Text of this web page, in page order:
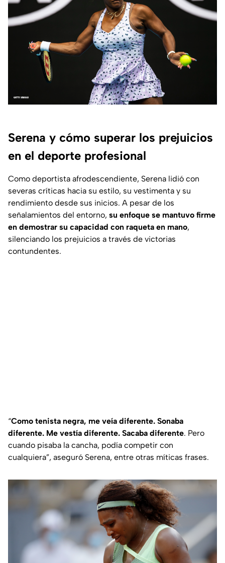
Serena y cómo superar los prejuicios
en el deporte profesional
Como deportista afrodescendiente, Serena lidió con
severas críticas hacia su estilo, su vestimenta y su
rendimiento desde sus inicios. A pesar de los
señalamientos del entorno, su enfoque se mantuvo firme
en demostrar su capacidad con raqueta en mano,
silenciando los prejuicios a través de victorias
contundentes.
“Como tenista negra, me veía diferente. Sonaba
diferente. Me vestía diferente. Sacaba diferente. Pero
cuando pisaba la cancha, podía competir con
cualquiera”, aseguró Serena, entre otras míticas frases.